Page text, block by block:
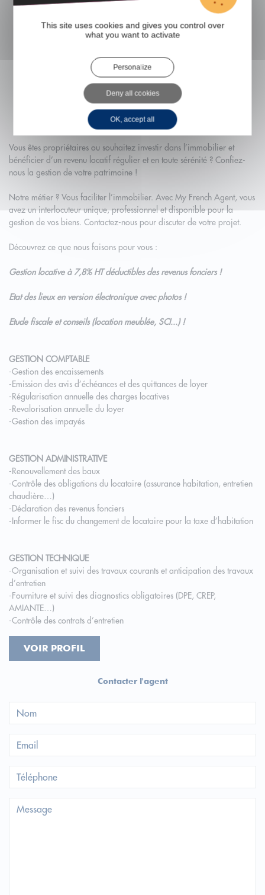
Votre French Agent
06 79 70 51 84
py.blot@mb-immobilier.com
Secteurs : tours
Vous êtes propriétaires ou souhaitez investir dans l’immobilier et
bénéficier d’un revenu locatif régulier et en toute sérénité ? Confiez-
nous la gestion de votre patrimoine !
Notre métier ? Vous faciliter l’immobilier. Avec My French Agent, vous
avez un interlocuteur unique, professionnel et disponible pour la
gestion de vos biens. Contactez-nous pour discuter de votre projet.
Découvrez ce que nous faisons pour vous :
Gestion locative à 7,8% HT déductibles des revenus fonciers !
Etat des lieux en version électronique avec photos !
Etude fiscale et conseils (location meublée, SCI...) !
GESTION COMPTABLE
-Gestion des encaissements
-Emission des avis d’échéances et des quittances de loyer
-Régularisation annuelle des charges locatives
-Revalorisation annuelle du loyer
-Gestion des impayés
GESTION ADMINISTRATIVE
-Renouvellement des baux
-Contrôle des obligations du locataire (assurance habitation, entretien
chaudière…)
-Déclaration des revenus fonciers
-Informer le fisc du changement de locataire pour la taxe d’habitation
GESTION TECHNIQUE
-Organisation et suivi des travaux courants et anticipation des travaux
d’entretien
-Fourniture et suivi des diagnostics obligatoires (DPE, CREP,
AMIANTE…)
-Contrôle des contrats d’entretien
VOIR PROFIL
Contacter l'agent
This site uses cookies and gives you control over
what you want to activate
Personalize
Deny all cookies
OK, accept all